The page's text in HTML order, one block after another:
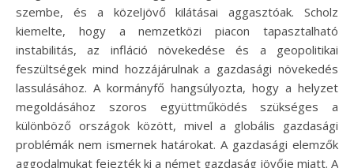
szembe, és a közeljövő kilátásai aggasztóak. Scholz
kiemelte, hogy a nemzetközi piacon tapasztalható
instabilitás, az infláció növekedése és a geopolitikai
feszültségek mind hozzájárulnak a gazdasági növekedés
lassulásához. A kormányfő hangsúlyozta, hogy a helyzet
megoldásához szoros együttműködés szükséges a
különböző országok között, mivel a globális gazdasági
problémák nem ismernek határokat. A gazdasági elemzők
aggodalmukat fejezték ki a német gazdaság jövője miatt. A